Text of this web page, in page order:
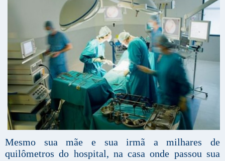
Mesmo sua mãe e sua irmã a milhares de
quilômetros do hospital, na casa onde passou sua